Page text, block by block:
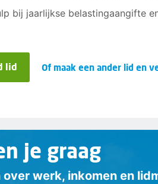
bij jaarlijkse belastingaangifte
lid Of maak een ander lid en
je graag
over werk, inkomen en